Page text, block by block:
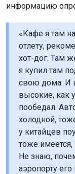
информацию
«Кафе я там
отлету,
хот-дог. Там
я купил там
свою дома. И
высокие, как
пообедал.
холодной,
у китайцев
тоже
Не знаю,
аэропорту